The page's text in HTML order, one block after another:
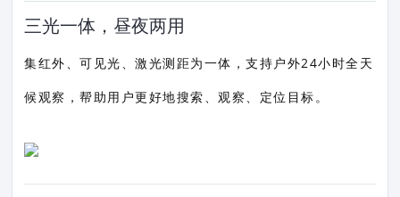
三光一体，昼夜两用
集红外、可见光、激光测距为一体，支持户外24小时全天
候观察，帮助用户更好地搜索、观察、定位目标。